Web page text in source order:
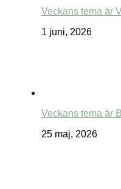
Veckans tema är
1 juni, 2026
Veckans tema är
25 maj, 2026